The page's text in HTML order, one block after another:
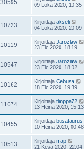
30595
09 Loka 2020, 10:35
10723 Kirjoittaja akseli
04 Loka 2020, 20:09
10119 Kirjoittaja Jarozlaw
23 Elo 2020, 18:19
10547 Kirjoittaja Jarozlaw
23 Elo 2020, 18:02
10162 Kirjoittaja Cebusa
18 Elo 2020, 19:39
11674 Kirjoittaja timppa72
13 Heinä 2020, 15:13
10455 Kirjoittaja busataurus
10 Heinä 2020, 00:48
10513 Kirjoittaja map
21 Kesä 2020, 22:04